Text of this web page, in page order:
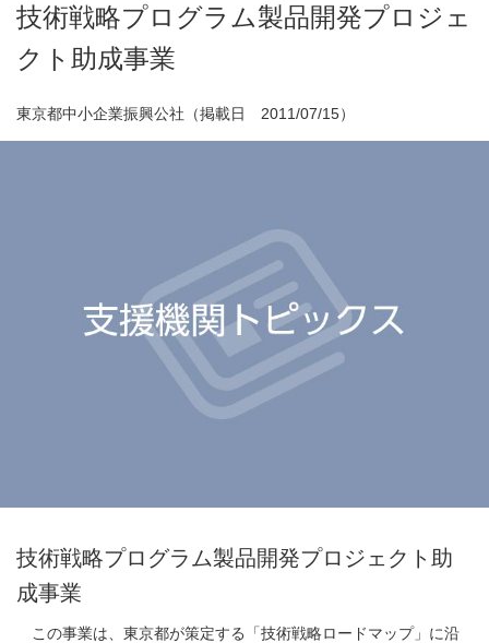
技術戦略プログラム製品開発プロジェ
クト助成事業
東京都中小企業振興公社（掲載日 2011/07/15）
技術戦略プログラム製品開発プロジェクト助
成事業
この事業は、東京都が策定する「技術戦略ロードマップ」に沿